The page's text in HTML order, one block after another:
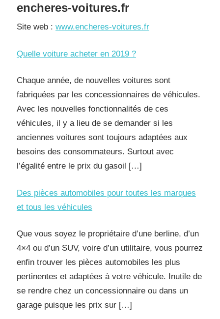
encheres-voitures.fr
Site web : www.encheres-voitures.fr
Quelle voiture acheter en 2019 ?
Chaque année, de nouvelles voitures sont
fabriquées par les concessionnaires de véhicules.
Avec les nouvelles fonctionnalités de ces
véhicules, il y a lieu de se demander si les
anciennes voitures sont toujours adaptées aux
besoins des consommateurs. Surtout avec
l’égalité entre le prix du gasoil […]
Des pièces automobiles pour toutes les marques
et tous les véhicules
Que vous soyez le propriétaire d’une berline, d’un
4×4 ou d’un SUV, voire d’un utilitaire, vous pourrez
enfin trouver les pièces automobiles les plus
pertinentes et adaptées à votre véhicule. Inutile de
se rendre chez un concessionnaire ou dans un
garage puisque les prix sur […]